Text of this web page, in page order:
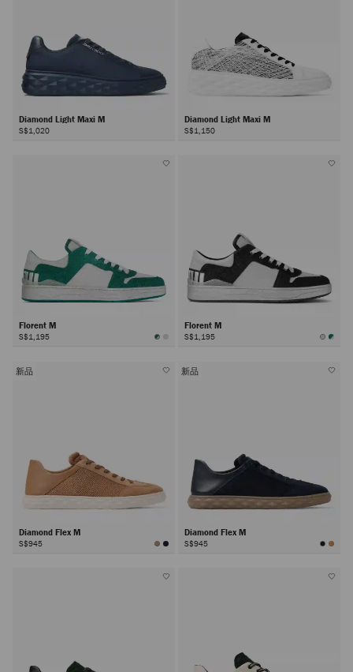
Diamond Light Maxi M
S$1,020
Diamond Light Maxi M
S$1,150
Florent M
S$1,195
Florent M
S$1,195
新品
Diamond Flex M
S$945
新品
Diamond Flex M
S$945